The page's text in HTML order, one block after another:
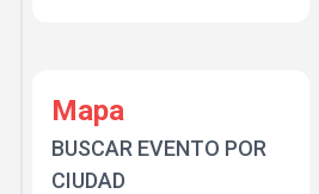
Mapa
BUSCAR EVENTO POR
CIUDAD